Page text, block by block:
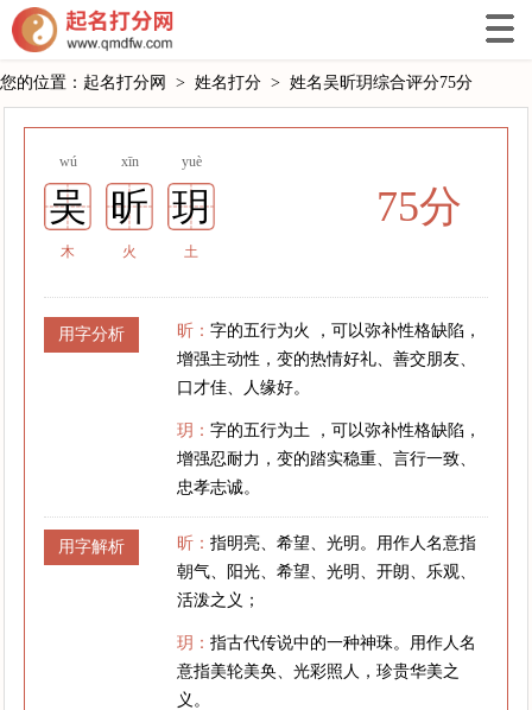
您的位置： 起名打分网 > 姓名打分 > 姓名吴昕玥综合评分75分
wú xīn yuè
吴 昕 玥
木 火 土
75分
用字分析 昕：字的五行为火 ，可以弥补性格缺陷，
增强主动性，变的热情好礼、善交朋友、
口才佳、人缘好。
玥：字的五行为土 ，可以弥补性格缺陷，
增强忍耐力，变的踏实稳重、言行一致、
忠孝志诚。
用字解析 昕：指明亮、希望、光明。用作人名意指
朝气、阳光、希望、光明、开朗、乐观、
活泼之义；
玥：指古代传说中的一种神珠。用作人名
意指美轮美奂、光彩照人，珍贵华美之
义。